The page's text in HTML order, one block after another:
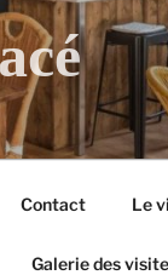
Contact Le
Galerie des